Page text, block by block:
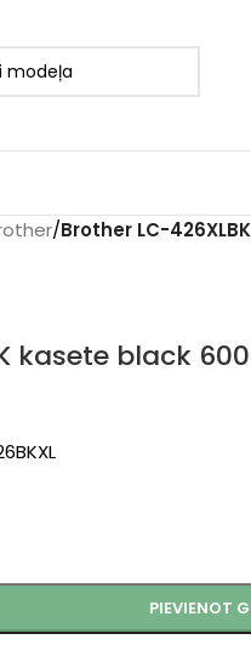
/Brother LC-
kasete black
PIEVIENOT